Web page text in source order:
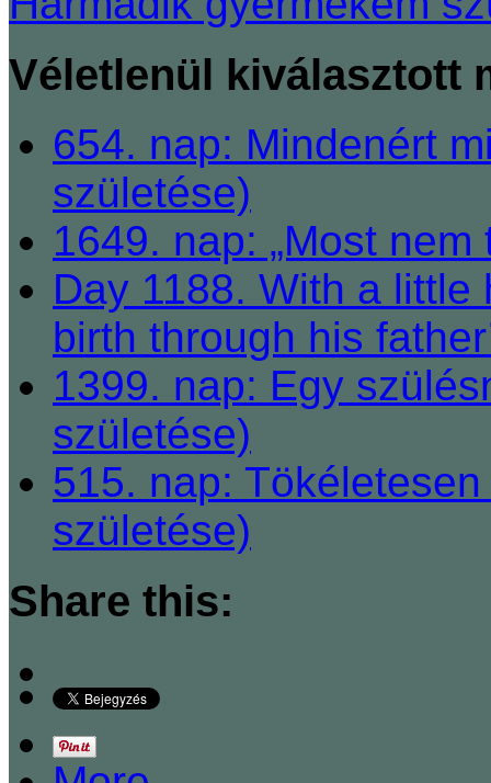
Véletlenül kiválasztott
654. nap: Mindenért
születése)
1649. nap: „Most
Day 1188. With a little
birth through his
1399. nap: Egy
születése)
515. nap:
születése)
Share this: